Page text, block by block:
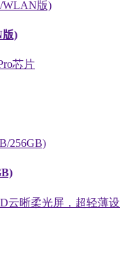
版)
芯片
云晰柔光屏，超轻薄设